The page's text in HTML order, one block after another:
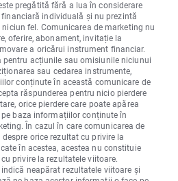
pregătită fără a lua în considerare
individuală și nu prezintă
fel. Comunicarea de marketing nu
oferire, abonament, invitație la
a oricărui instrument financiar.
pentru acțiunile sau omisiunile niciunui
sau cedarea instrumente,
conținute în această comunicare de
răspunderea pentru nicio pierdere
orice pierdere care poate apărea
baza informațiilor conținute în
În cazul în care comunicarea de
orice rezultat cu privire la
în acestea, acestea nu constituie
privire la rezultatele viitoare.
neapărat rezultatele viitoare și